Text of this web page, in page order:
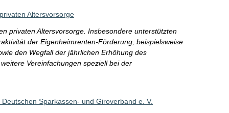
Altersvorsorge
privaten Altersvorsorge. Insbesondere unterstützten
der Eigenheimrenten-Förderung, beispielsweise
den Wegfall der jährlichen Erhöhung des
Vereinfachungen speziell bei der
Sparkassen- und Giroverband e. V.